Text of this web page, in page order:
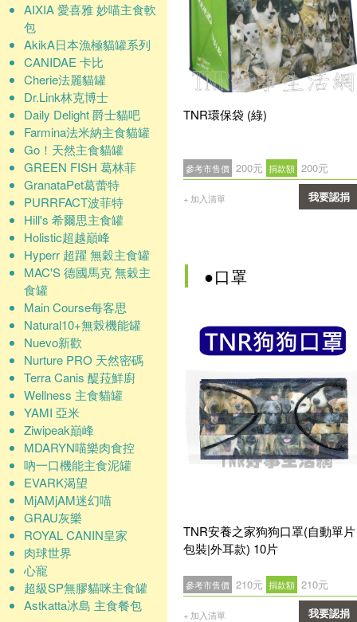
AIXIA 愛喜雅 妙喵主食軟
包
AkikA日本漁極貓罐系列
CANIDAE 卡比
Cherie法麗貓罐
Dr.Link林克博士
Daily Delight 爵士貓吧
Farmina法米納主食貓罐
Go！天然主食貓罐
GREEN FISH 葛林菲
GranataPet葛蕾特
PURRFACT波菲特
Hill's 希爾思主食罐
Holistic超越巔峰
Hyperr 超躍 無穀主食罐
MAC'S 德國馬克 無穀主
食罐
Main Course每客思
Natural10+無榖機能罐
Nuevo新歡
Nurture PRO 天然密碼
Terra Canis 醍菈鮮廚
Wellness 主食貓罐
YAMI 亞米
Ziwipeak巔峰
MDARYN喵樂肉食控
吶一口機能主食泥罐
EVARK渴望
MjAMjAM迷幻喵
GRAU灰樂
ROYAL CANIN皇家
肉球世界
心寵
超級SP無膠貓咪主食罐
Astkatta冰島 主食餐包
TNR環保袋 (綠)
參考市售價 200元 捐款額 200元
+ 加入清單 我要認捐
●口罩
TNR安養之家狗狗口罩(自動單片
包裝|外耳款) 10片
參考市售價 210元 捐款額 210元
+ 加入清單 我要認捐